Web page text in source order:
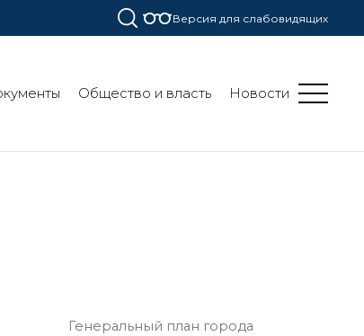
Версия для слабовидящих
Общество и власть Новости
Генеральный план города